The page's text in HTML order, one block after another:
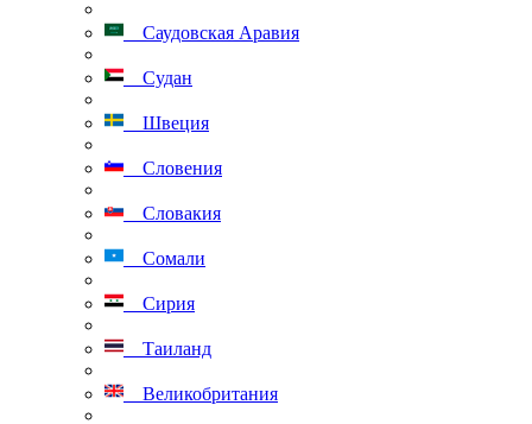
Саудовская Аравия
Судан
Швеция
Словения
Словакия
Сомали
Сирия
Таиланд
Великобритания